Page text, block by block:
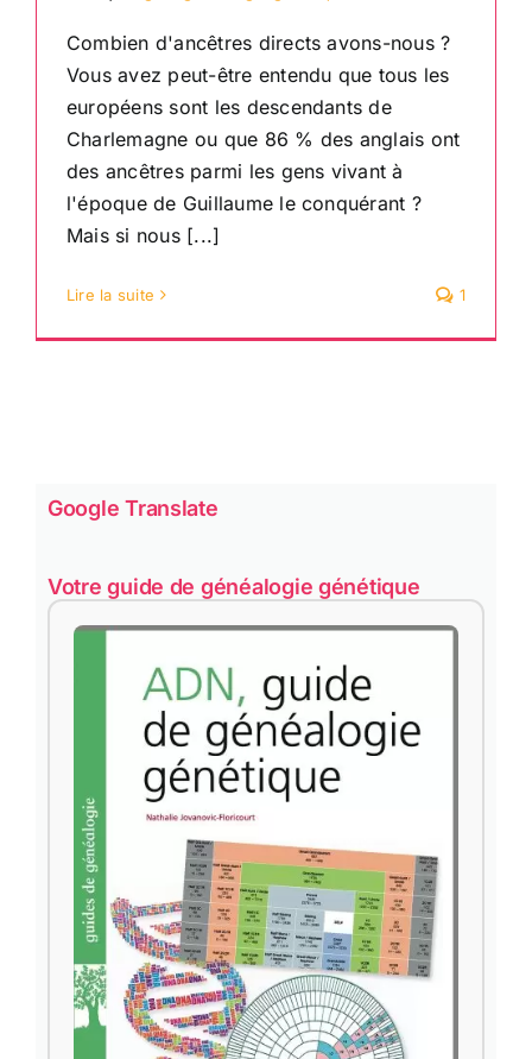
Combien d'ancêtres directs avons-nous ?
Vous avez peut-être entendu que tous les
européens sont les descendants de
Charlemagne ou que 86 % des anglais ont
des ancêtres parmi les gens vivant à
l'époque de Guillaume le conquérant ?
Mais si nous [...]
Lire la suite 1
Google Translate
Votre guide de généalogie génétique